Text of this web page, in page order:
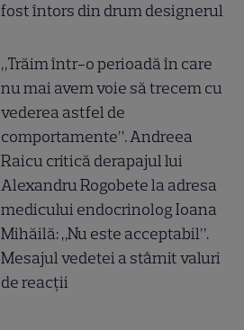
fost întors din drum designerul
„Trăim într-o perioadă în care
nu mai avem voie să trecem cu
vederea astfel de
comportamente”. Andreea
Raicu critică derapajul lui
Alexandru Rogobete la adresa
medicului endocrinolog Ioana
Mihăilă: „Nu este acceptabil”.
Mesajul vedetei a stârnit valuri
de reacții